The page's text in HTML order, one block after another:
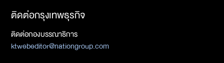
ติดต่อกรุงเทพธุรกิจ
ติดต่อกองบรรณาธิการ
ktwebeditor@nationgroup.com